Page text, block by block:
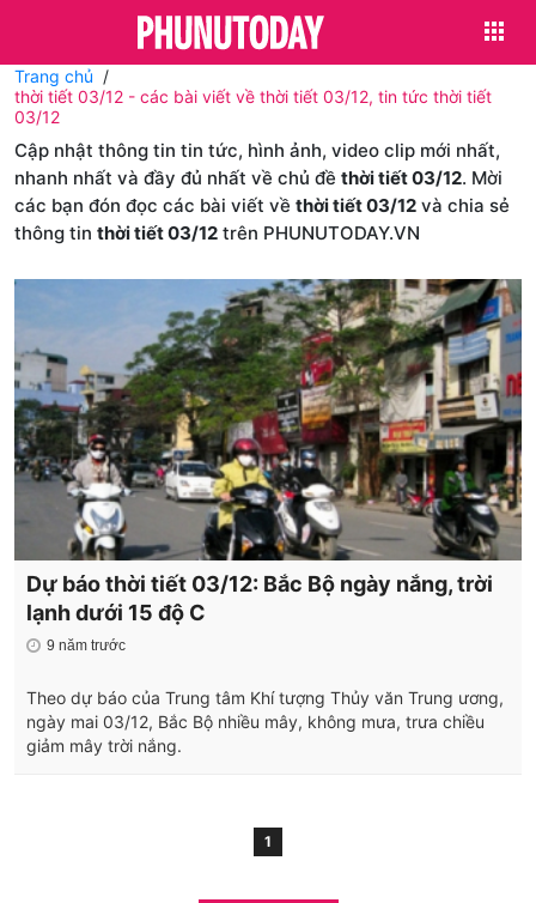
Trang chủ
thời tiết 03/12 - các bài viết về thời tiết 03/12, tin tức thời tiết
03/12
Cập nhật thông tin tin tức, hình ảnh, video clip mới nhất,
nhanh nhất và đầy đủ nhất về chủ đề thời tiết 03/12. Mời
các bạn đón đọc các bài viết về thời tiết 03/12 và chia sẻ
thông tin thời tiết 03/12 trên PHUNUTODAY.VN
Dự báo thời tiết 03/12: Bắc Bộ ngày nắng, trời
lạnh dưới 15 độ C
9 năm trước
Theo dự báo của Trung tâm Khí tượng Thủy văn Trung ương,
ngày mai 03/12, Bắc Bộ nhiều mây, không mưa, trưa chiều
giảm mây trời nắng.
1